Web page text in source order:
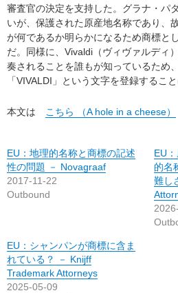
審査官の決定を支持した。グラナ・パ
いが、保護された原産地名称であり、
が何であるか明らかになるため商標と
だ。同様に、Vivaldi（ヴィヴァルディ
奏されることを誰もが知っているため
「VIVALDI」という文字を登録すること
本文は こちら （A hole in a cheese）
EU：地理的名称と商標の記述
性の問題 － Novagraaf
2017-11-22
Outbound
EU
的名
難し
EU：シャンパンが商標に含ま
れている？ － Knijff
Trademark Attorneys
2025-05-09